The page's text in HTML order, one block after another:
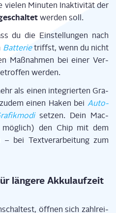
vie­len Minu­ten Inak­ti­vi­tät der
wer­den soll.
du die Ein­stel­lun­gen nach
Bat­te­rietriffst, wenn du nicht
Maß­nah­men bei einer Ver­
wer­den.
als einen inte­grier­ten Gra­
zudemeinen Haken bei Auto­
set­zen. Dein Mac­
den Chip mit dem
– bei Text­ver­ar­bei­tung zum
län­ge­re Akkulaufzeit
öff­nen sich zahl­rei­